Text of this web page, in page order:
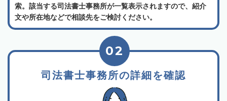
索。該当する司法書士事務所が一覧表示されますので、紹介
文や所在地などで相談先をご検討ください。
司法書士事務所の詳細を確認
02